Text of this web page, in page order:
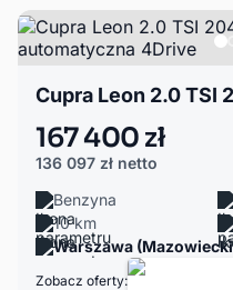
167 400 zł
136 097 zł netto
Benzyna
10 km
Warszawa
Zobacz oferty: